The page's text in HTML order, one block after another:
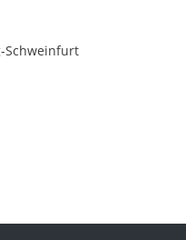
Schweinfurt